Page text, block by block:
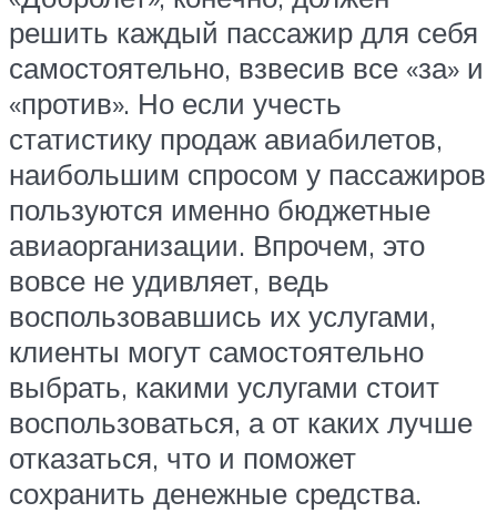
решить каждый пассажир для себя
самостоятельно, взвесив все «за» и
«против». Но если учесть
статистику продаж авиабилетов,
наибольшим спросом у пассажиров
пользуются именно бюджетные
авиаорганизации. Впрочем, это
вовсе не удивляет, ведь
воспользовавшись их услугами,
клиенты могут самостоятельно
выбрать, какими услугами стоит
воспользоваться, а от каких лучше
отказаться, что и поможет
сохранить денежные средства.